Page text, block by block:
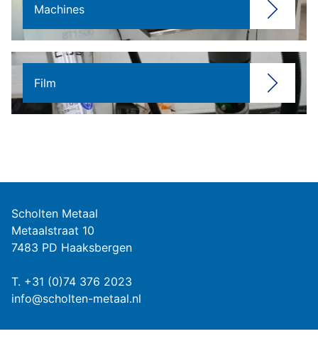
Machines
Film
Scholten Metaal
Metaalstraat 10
7483 PD Haaksbergen
T. +31 (0)74 376 2023
info@scholten-metaal.nl